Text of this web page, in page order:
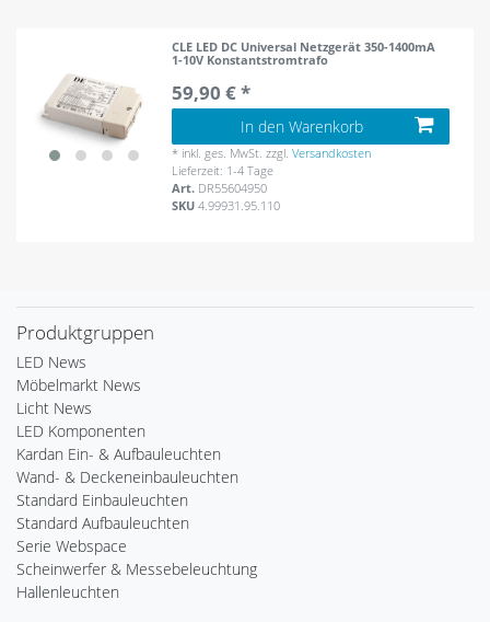
CLE LED DC Universal Netzgerät 350-1400mA
1-10V Konstantstromtrafo
59,90 € *
In den Warenkorb
* inkl. ges. MwSt. zzgl.Versandkosten
Lieferzeit: 1-4 Tage
Art. DR55604950
SKU4.99931.95.110
Produktgruppen
LED News
Möbelmarkt News
Licht News
LED Komponenten
Kardan Ein- & Aufbauleuchten
Wand- & Deckeneinbauleuchten
Standard Einbauleuchten
Standard Aufbauleuchten
Serie Webspace
Scheinwerfer & Messebeleuchtung
Hallenleuchten